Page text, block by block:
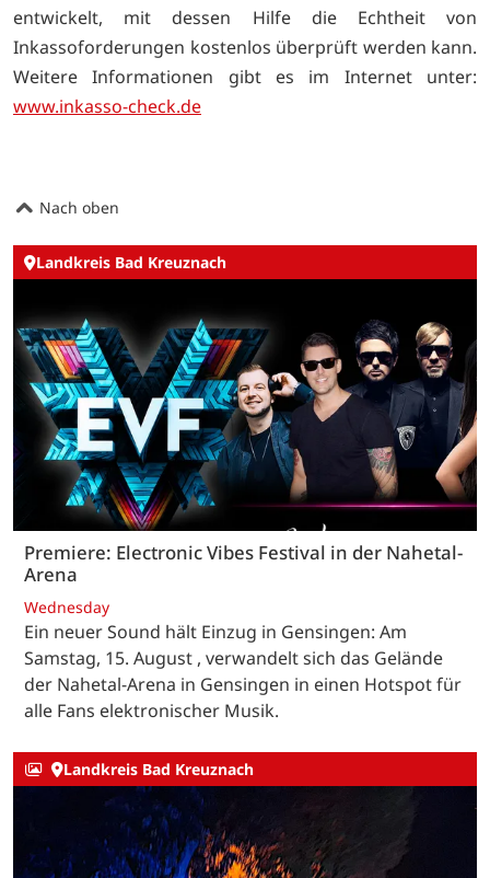
entwickelt, mit dessen Hilfe die Echtheit von
Inkassoforderungen kostenlos überprüft werden kann.
Weitere Informationen gibt es im Internet unter:
www.inkasso-check.de
Nach oben
Landkreis Bad Kreuznach
Premiere: Electronic Vibes Festival in der Nahetal-
Arena
Wednesday
Ein neuer Sound hält Einzug in Gensingen: Am
Samstag, 15. August , verwandelt sich das Gelände
der Nahetal-Arena in Gensingen in einen Hotspot für
alle Fans elektronischer Musik.
Landkreis Bad Kreuznach